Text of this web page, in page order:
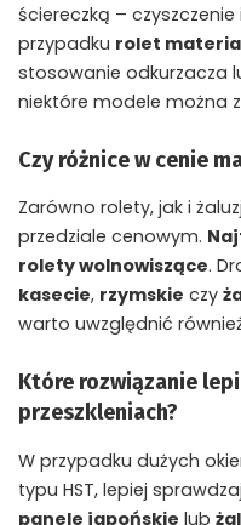
ściereczką –
przypadku rolet
stosowanie odkurzacza
niektóre modele można
Czy różnice w cenie
Zarówno rolety, jak i
przedziale cenowym.
rolety wolnowiszące.
kasecie, rzymskie czy
warto uwzględnić
Które rozwiązanie
przeszkleniach?
W przypadku dużych
typu HST, lepiej
panele japońskie lub